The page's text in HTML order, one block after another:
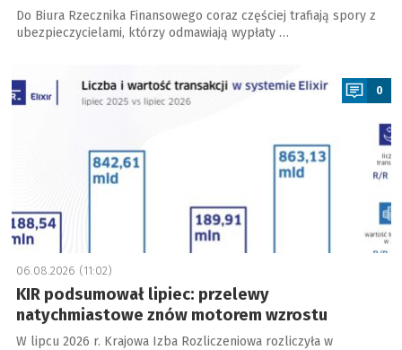
Do Biura Rzecznika Finansowego coraz częściej trafiają spory z
ubezpieczycielami, którzy odmawiają wypłaty …
0
06.08.2026 (11:02)
KIR podsumował lipiec: przelewy
natychmiastowe znów motorem wzrostu
W lipcu 2026 r. Krajowa Izba Rozliczeniowa rozliczyła w